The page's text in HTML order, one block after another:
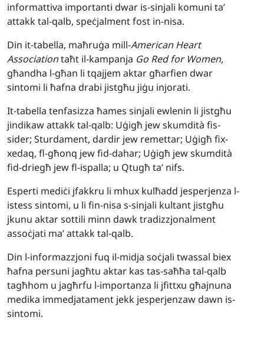
informattiva importanti dwar is-sinjali komuni ta’
attakk tal-qalb, speċjalment fost in-nisa.
Din it-tabella, maħruġa mill-American Heart
Associationtaħt il-kampanja Go Red for Women,
għandha l-għan li tqajjem aktar għarfien dwar
sintomi li ħafna drabi jistgħu jiġu injorati.
It-tabella tenfasizza ħames sinjali ewlenin li jistgħu
jindikaw attakk tal-qalb: Uġigħ jew skumdità fis-
sider; Sturdament, dardir jew remettar; Uġigħ fix-
xedaq, fl-għonq jew fid-dahar; Uġigħ jew skumdità
fid-driegħ jew fl-ispalla; u Qtugħ ta’ nifs.
Esperti mediċi jfakkru li mhux kulħadd jesperjenza l-
istess sintomi, u li fin-nisa s-sinjali kultant jistgħu
jkunu aktar sottili minn dawk tradizzjonalment
assoċjati ma’ attakk tal-qalb.
Din l-informazzjoni fuq il-midja soċjali twassal biex
ħafna persuni jagħtu aktar kas tas-saħħa tal-qalb
tagħhom u jagħrfu l-importanza li jfittxu għajnuna
medika immedjatament jekk jesperjenzaw dawn is-
sintomi.